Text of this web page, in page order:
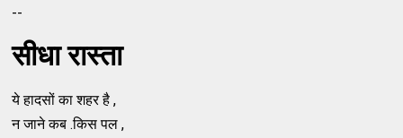
--
सीधा रास्ता
ये हादसों का शहर है ,
न जाने कब .किस पल ,